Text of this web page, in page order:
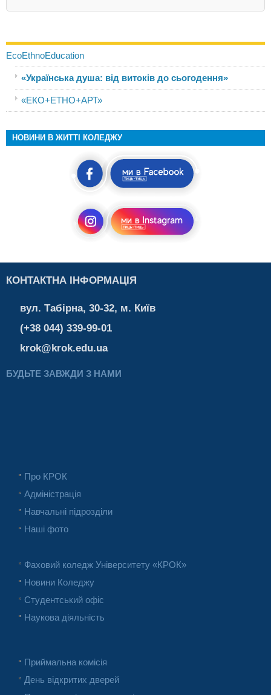
EcoEthnoEducation
«Українська душа: від витоків до сьогодення»
«ЕКО+ЕТНО+AРТ»
НОВИНИ В ЖИТТІ КОЛЕДЖУ
КОНТАКТНА ІНФОРМАЦІЯ
вул. Табірна, 30-32, м. Київ
(+38 044) 339-99-01
krok@krok.edu.ua
БУДЬТЕ ЗАВЖДИ З НАМИ
Про КРОК
Адміністрація
Навчальні підрозділи
Наші фото
Фаховий коледж Університету «КРОК»
Новини Коледжу
Студентський офіс
Наукова діяльність
Приймальна комісія
День відкритих дверей